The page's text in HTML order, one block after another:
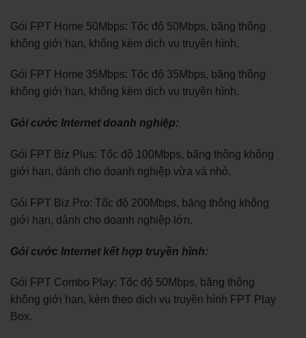
Gói FPT Home 50Mbps: Tốc độ 50Mbps, băng thông
không giới hạn, không kèm dịch vụ truyền hình.
Gói FPT Home 35Mbps: Tốc độ 35Mbps, băng thông
không giới hạn, không kèm dịch vụ truyền hình.
Gói cước Internet doanh nghiệp:
Gói FPT Biz Plus: Tốc độ 100Mbps, băng thông không
giới hạn, dành cho doanh nghiệp vừa và nhỏ.
Gói FPT Biz Pro: Tốc độ 200Mbps, băng thông không
giới hạn, dành cho doanh nghiệp lớn.
Gói cước Internet kết hợp truyền hình:
Gói FPT Combo Play: Tốc độ 50Mbps, băng thông
không giới hạn, kèm theo dịch vụ truyền hình FPT Play
Box.